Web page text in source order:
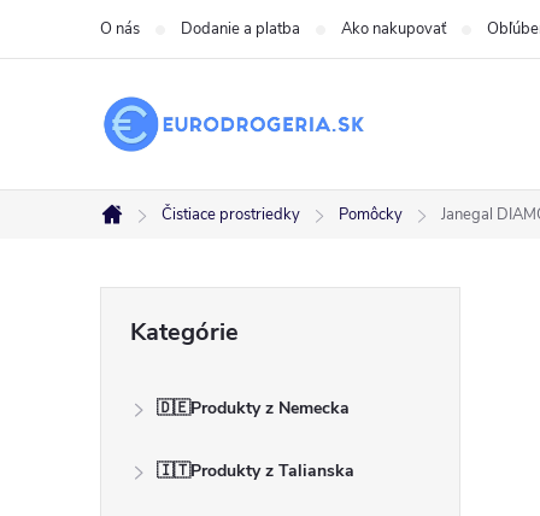
O nás Dodanie a platba Ako nakupovať
Domov
Čistiace prostriedky Pomôcky Janegal
kategórie
Kategórie
🇩🇪Produkty z Nemecka
🇮🇹Produkty z Talianska